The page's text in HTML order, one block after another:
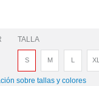
TALLA
S M XL
sobre tallas y colores